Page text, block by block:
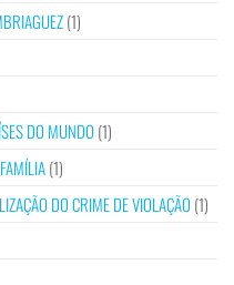
(1)
DO MUNDO (1)
(1)
DO CRIME DE VIOLAÇÃO (1)